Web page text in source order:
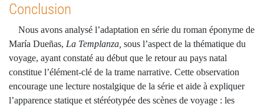
Conclusion
Nous avons analysé l’adaptation en série du roman éponyme de
María Dueñas, La Templanza, sous l’aspect de la thématique du
voyage, ayant constaté au début que le retour au pays natal
constitue l’élément-clé de la trame narrative. Cette observation
encourage une lecture nostalgique de la série et aide à expliquer
l’apparence statique et stéréotypée des scènes de voyage : les